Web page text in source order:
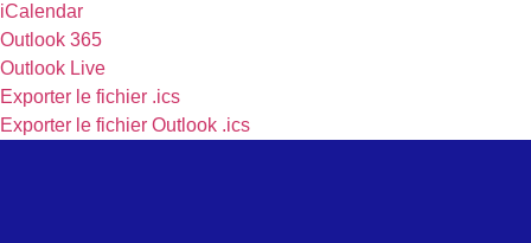
iCalendar
Outlook 365
Outlook Live
Exporter le fichier .ics
Exporter le fichier Outlook .ics